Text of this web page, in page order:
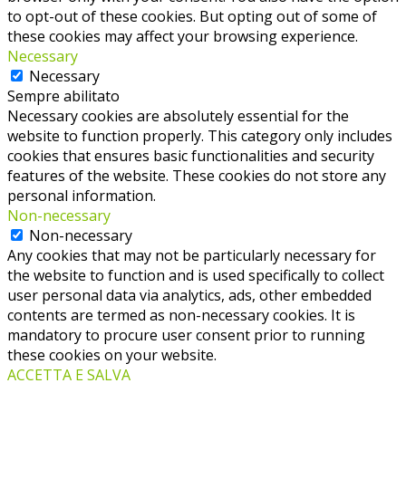
to opt-out of these cookies. But opting out of some of
these cookies may affect your browsing experience.
Necessary
Necessary
Sempre abilitato
Necessary cookies are absolutely essential for the
website to function properly. This category only includes
cookies that ensures basic functionalities and security
features of the website. These cookies do not store any
personal information.
Non-necessary
Non-necessary
Any cookies that may not be particularly necessary for
the website to function and is used specifically to collect
user personal data via analytics, ads, other embedded
contents are termed as non-necessary cookies. It is
mandatory to procure user consent prior to running
these cookies on your website.
ACCETTA E SALVA